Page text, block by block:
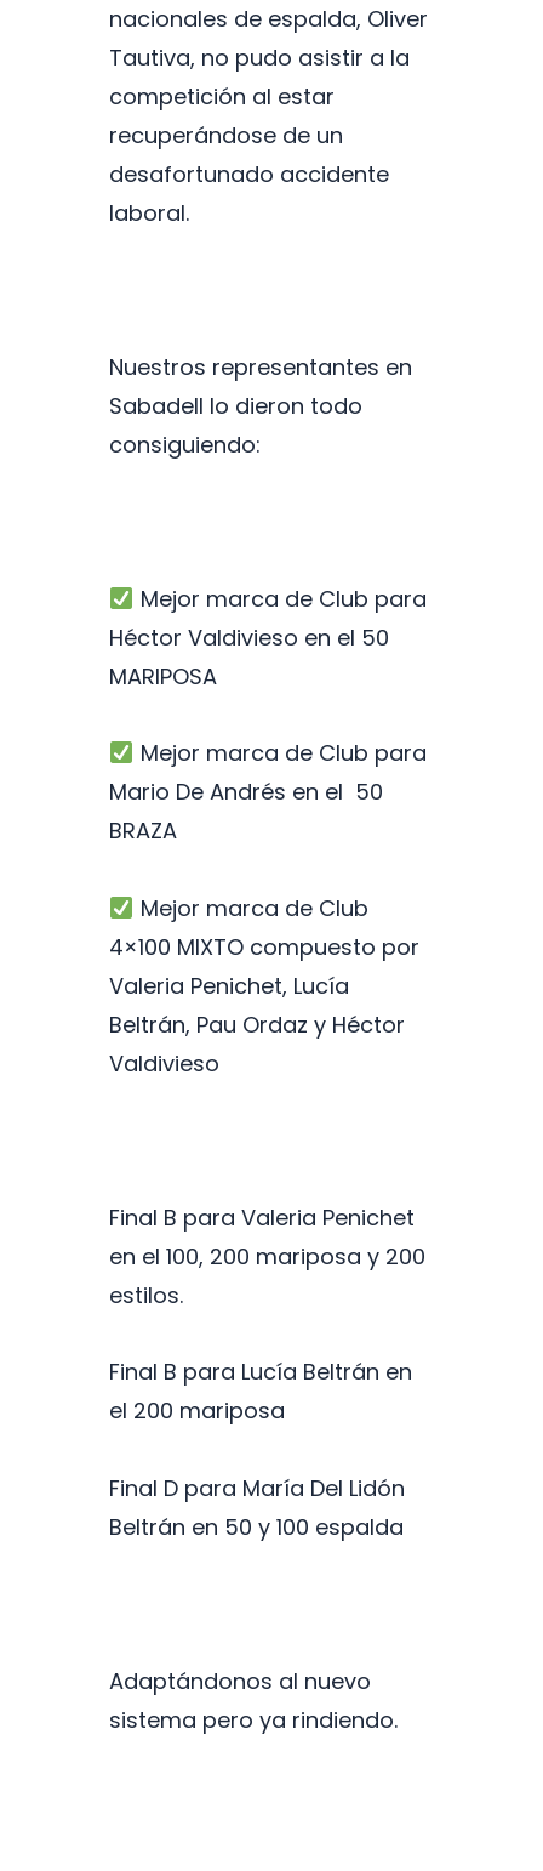
nacionales de espalda, Oliver
Tautiva, no pudo asistir a la
competición al estar
recuperándose de un
desafortunado accidente
laboral.
Nuestros representantes en
Sabadell lo dieron todo
consiguiendo:
Mejor marca de Club para
Héctor Valdivieso en el 50
MARIPOSA
Mejor marca de Club para
Mario De Andrés en el 50
BRAZA
Mejor marca de Club
4×100 MIXTO compuesto por
Valeria Penichet, Lucía
Beltrán, Pau Ordaz y Héctor
Valdivieso
Final B para Valeria Penichet
en el 100, 200 mariposa y 200
estilos.
Final B para Lucía Beltrán en
el 200 mariposa
Final D para María Del Lidón
Beltrán en 50 y 100 espalda
Adaptándonos al nuevo
sistema pero ya rindiendo.